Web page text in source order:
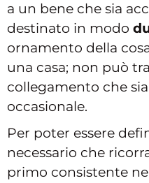
a un bene che sia
destinato in modo
ornamento della
una casa; non può
collegamento che
occasionale.
Per poter essere
necessario che
primo consistente